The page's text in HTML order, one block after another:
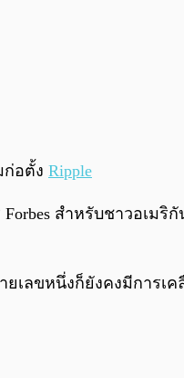
ก่อตั้ง Ripple
สำหรับชาวอเม
เลขหนึ่งก็ยังคงมีการ